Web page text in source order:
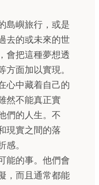
島嶼旅行，或是
去的或未來的世
會把這種夢想透
方面加以實現。
心中藏着自己的
然不能真正實
們的人生。不
現實之間的落
感。
能的事。他們會
，而且通常都能